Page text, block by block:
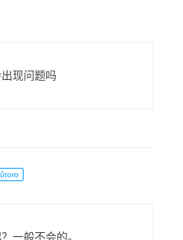
现问题吗
一般不会的。